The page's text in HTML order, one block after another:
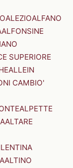
ALEZIOALFANO
ALFONSINE
SUPERIORE
ALLEIN
CAMBIO'
ALPETTE
ALTARE
ALTINO